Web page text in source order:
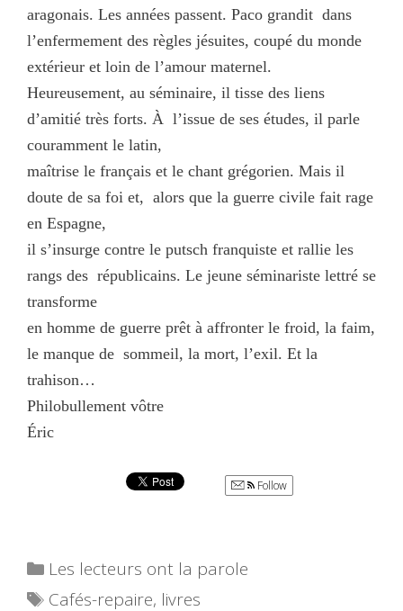
aragonais. Les années passent. Paco grandit dans
l’enfermement des règles jésuites, coupé du monde
extérieur et loin de l’amour maternel.
Heureusement, au séminaire, il tisse des liens
d’amitié très forts. À l’issue de ses études, il parle
couramment le latin,
maîtrise le français et le chant grégorien. Mais il
doute de sa foi et, alors que la guerre civile fait rage
en Espagne,
il s’insurge contre le putsch franquiste et rallie les
rangs des républicains. Le jeune séminariste lettré se
transforme
en homme de guerre prêt à affronter le froid, la faim,
le manque de sommeil, la mort, l’exil. Et la
trahison…
Philobullement vôtre
Éric
Follow
Catégories
Les lecteurs ont la parole
Étiquettes
Cafés-repaire, livres